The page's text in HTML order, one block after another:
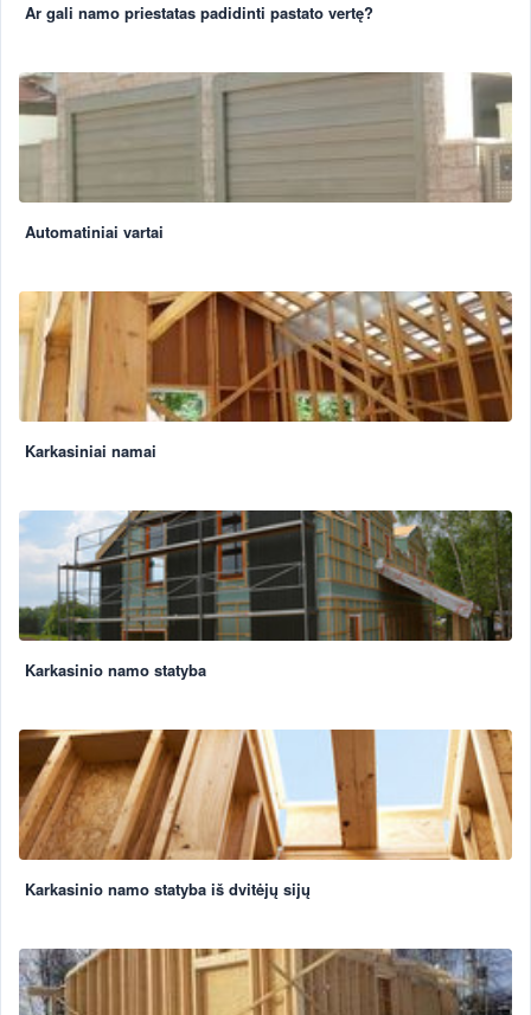
Ar gali namo priestatas padidinti pastato vertę?
Automatiniai vartai
Karkasiniai namai
Karkasinio namo statyba
Karkasinio namo statyba iš dvitėjų sijų